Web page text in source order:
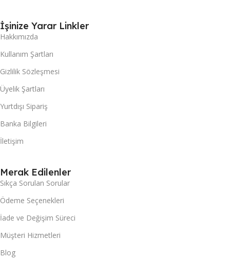
İşinize Yarar Linkler
Hakkımızda
Kullanım Şartları
Gizlilik Sözleşmesi
Üyelik Şartları
Yurtdışı Sipariş
Banka Bilgileri
İletişim
Merak Edilenler
Sıkça Sorulan Sorular
Ödeme Seçenekleri
İade ve Değişim Süreci
Müşteri Hizmetleri
Blog